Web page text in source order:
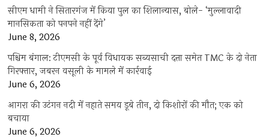
सीएम धामी ने सितारगंज में किया पुल का शिलान्यास, बोले- ‘मुल्लावादी
मानसिकता को पनपने नहीं देंगे’
June 8, 2026
पश्चिम बंगाल: टीएमसी के पूर्व विधायक सब्यसाची दत्ता समेत TMC के दो नेता
गिरफ्तार, जबरन वसूली के मामले में कार्रवाई
June 6, 2026
आगरा की उटंगन नदी में नहाते समय डूबे तीन, दो किशोरों की मौत; एक को
बचाया
June 6, 2026